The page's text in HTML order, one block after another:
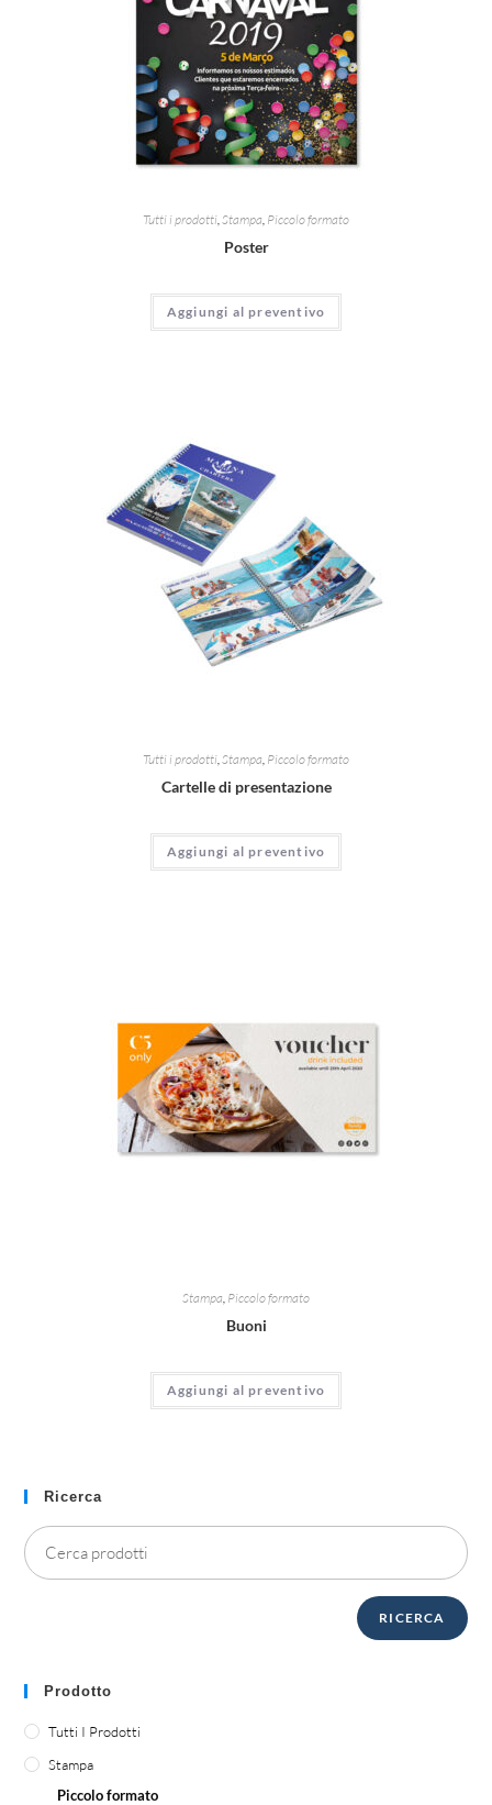
Tutti i prodotti,Stampa, Piccolo formato
Poster
Aggiungi al preventivo
Tutti i prodotti Stampa Piccolo formato
Cartelle di presentazione
Aggiungi al preventivo
Stampa, Piccolo formato
Buoni
Aggiungi al preventivo
Ricerca
RICERCA
Prodotto
Tutti I Prodotti
Stampa
Piccolo formato